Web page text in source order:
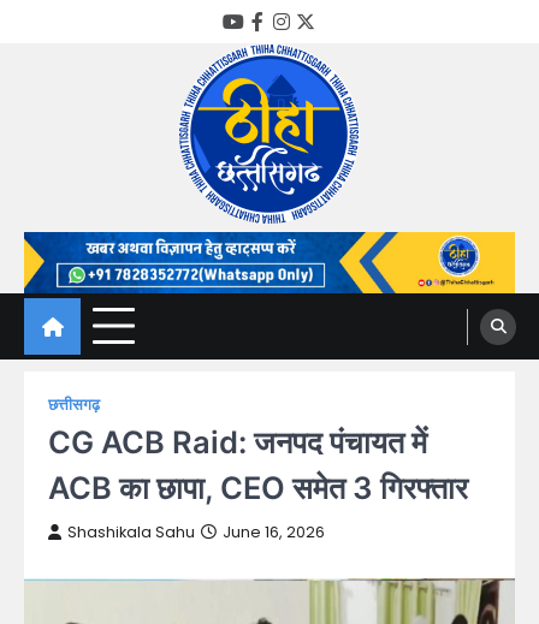
YouTube
Facebook
Instagram
Twitter
Thiha Chhattisgarh
गोठ जन-जन के
छत्तीसगढ़
CG ACB Raid: जनपद पंचायत में
ACB का छापा, CEO समेत 3 गिरफ्तार
Shashikala Sahu June 16, 2026